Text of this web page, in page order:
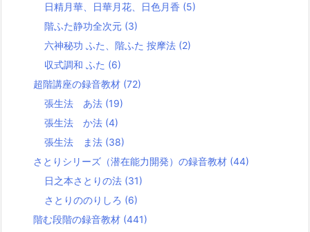
日精月華、日華月花、日色月香 (5)
階ふた静功全次元 (3)
六神秘功 ふた、階ふた 按摩法 (2)
収式調和 ふた (6)
超階講座の録音教材 (72)
張生法 あ法 (19)
張生法 か法 (4)
張生法 ま法 (38)
さとりシリーズ（潜在能力開発）の録音教材 (44)
日之本さとりの法 (31)
さとりののりしろ (6)
階む段階の録音教材 (441)